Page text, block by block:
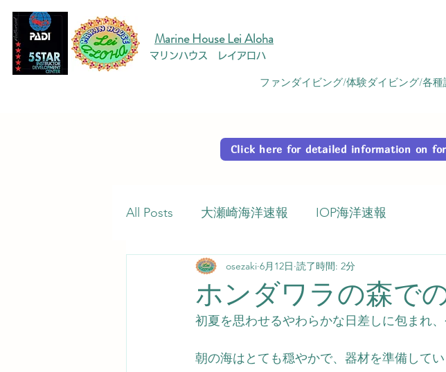
Marine House Lei Aloha
マリンハウス レイアロハ
ファンダイビング/体験ダイビング/各
Click here for detailed information on
All Posts 大瀬崎海洋速報 IOP海洋速報
ホンダワラの森で
osezaki 6月12日 読了時間: 2分
初夏を思わせるやわらかな日差しに包まれ
朝の海はとても穏やかで、器材を準備して